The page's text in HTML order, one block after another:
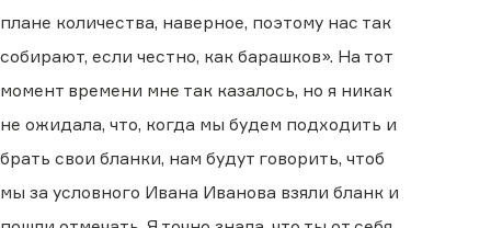
плане количества, наверное, поэтому нас так
собирают, если честно, как барашков». На тот
момент времени мне так казалось, но я никак
не ожидала, что, когда мы будем подходить и
брать свои бланки, нам будут говорить, чтоб
мы за условного Ивана Иванова взяли бланк и